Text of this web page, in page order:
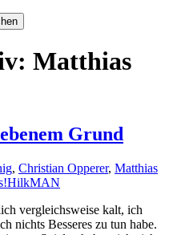
Matthias
Grund
, Christian Opperer, Matthias
HilkMAN
vergleichsweise kalt, ich
nichts Besseres zu tun habe.